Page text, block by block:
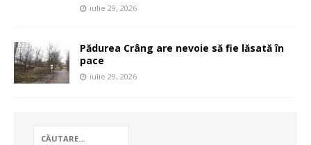
iulie 29, 2026
Pădurea Crâng are nevoie să fie lăsată în
pace
iulie 29, 2026